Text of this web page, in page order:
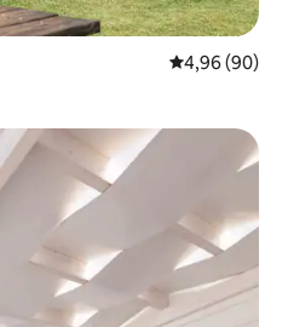
Prosječna
4,96 (90)